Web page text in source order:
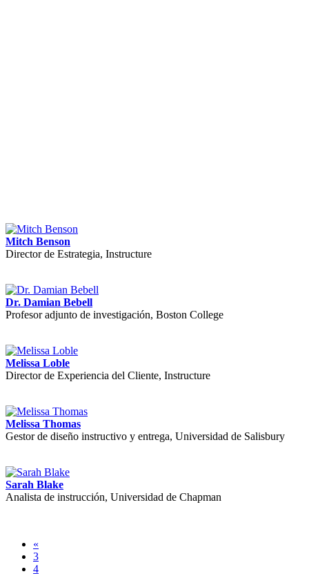
Mitch Benson
Director de Estrategia, Instructure
Dr. Damian Bebell
Profesor adjunto de investigación, Boston College
Melissa Loble
Director de Experiencia del Cliente, Instructure
Melissa Thomas
Gestor de diseño instructivo y entrega, Universidad de Salisbury
Sarah Blake
Analista de instrucción, Universidad de Chapman
«
3
4